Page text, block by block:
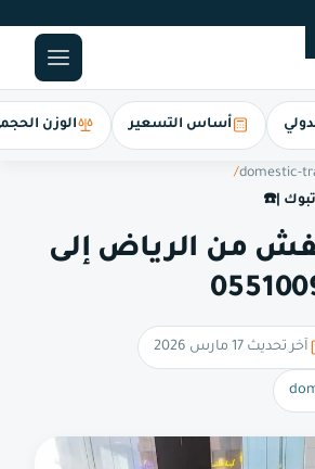
أساس التسعير الوزن
domestic-
/
|☎️
من الرياض إلى
آخر تحديث 17 مارس 2026